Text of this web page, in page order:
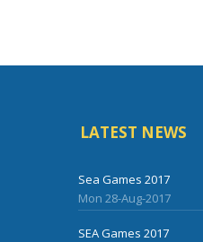
LATEST NEWS
Sea Games 2017
Mon 28-Aug-2017
SEA Games 2017